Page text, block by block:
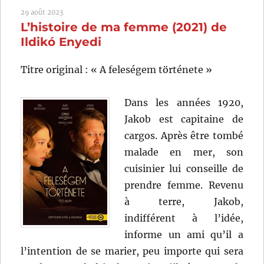
de
Mia
Hansen-
29 août 2023
L’histoire de ma femme (2021) de
Ildikó Enyedi
Titre original : « A feleségem története »
Dans les années 1920,
Jakob est capitaine de
cargos. Après être tombé
malade en mer, son
cuisinier lui conseille de
prendre femme. Revenu
à terre, Jakob,
indifférent à l’idée,
informe un ami qu’il a
l’intention de se marier, peu importe qui sera